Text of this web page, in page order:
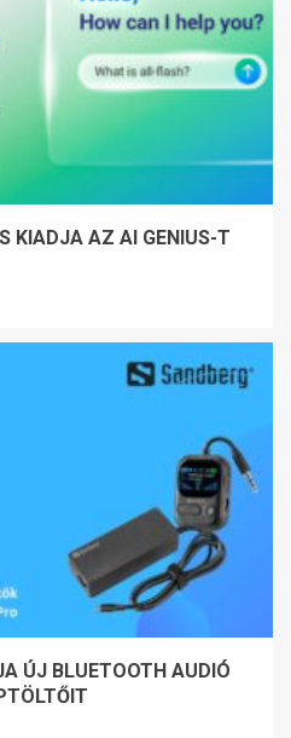
KIADJA AZ AI GENIUS-T
ÚJ BLUETOOTH AUDIÓ